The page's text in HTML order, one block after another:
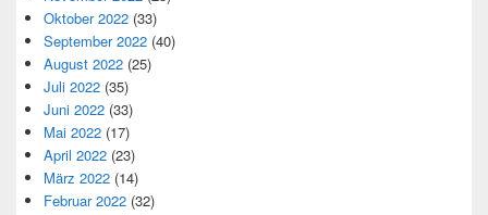
Oktober 2022 (33)
September 2022 (40)
August 2022 (25)
Juli 2022 (35)
Juni 2022 (33)
Mai 2022 (17)
April 2022 (23)
März 2022 (14)
Februar 2022 (32)